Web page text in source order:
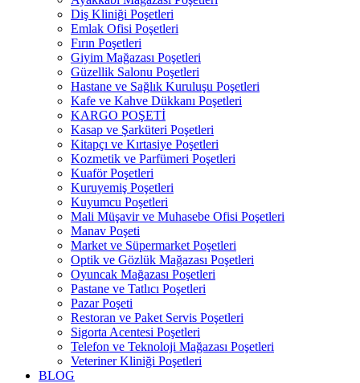
Diş Kliniği Poşetleri
Emlak Ofisi Poşetleri
Fırın Poşetleri
Giyim Mağazası Poşetleri
Güzellik Salonu Poşetleri
Hastane ve Sağlık Kuruluşu Poşetleri
Kafe ve Kahve Dükkanı Poşetleri
KARGO POŞETİ
Kasap ve Şarküteri Poşetleri
Kitapçı ve Kırtasiye Poşetleri
Kozmetik ve Parfümeri Poşetleri
Kuaför Poşetleri
Kuruyemiş Poşetleri
Kuyumcu Poşetleri
Mali Müşavir ve Muhasebe Ofisi Poşetleri
Manav Poşeti
Market ve Süpermarket Poşetleri
Optik ve Gözlük Mağazası Poşetleri
Oyuncak Mağazası Poşetleri
Pastane ve Tatlıcı Poşetleri
Pazar Poşeti
Restoran ve Paket Servis Poşetleri
Sigorta Acentesi Poşetleri
Telefon ve Teknoloji Mağazası Poşetleri
Veteriner Kliniği Poşetleri
BLOG